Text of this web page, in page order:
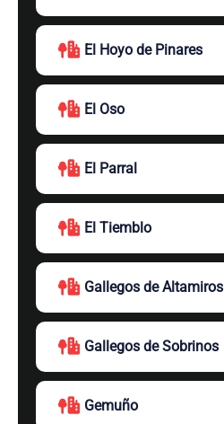
El Hoyo de Pinares
El Oso
El Parral
El Tiemblo
Gallegos de Altamiros
Gallegos de Sobrinos
Gemuño